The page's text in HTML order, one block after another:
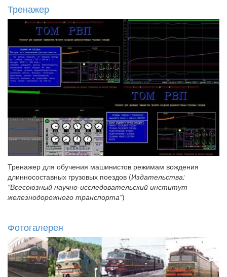
Тренажер
Тренажер для обучения машинистов режимам вождения
длинносоставных грузовых поездов (Издательства:
"Всесоюзный научно-исследовательский институт
железнодорожного транспорта")
Фотогалерея